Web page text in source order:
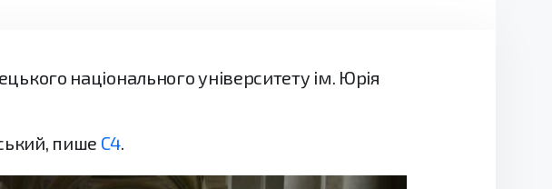
національного університету ім. Юрія
пише С4.